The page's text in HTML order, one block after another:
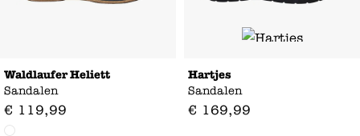
Waldlaufer Heliett
Sandalen
€ 119,99
Hartjes
Sandalen
€ 169,99